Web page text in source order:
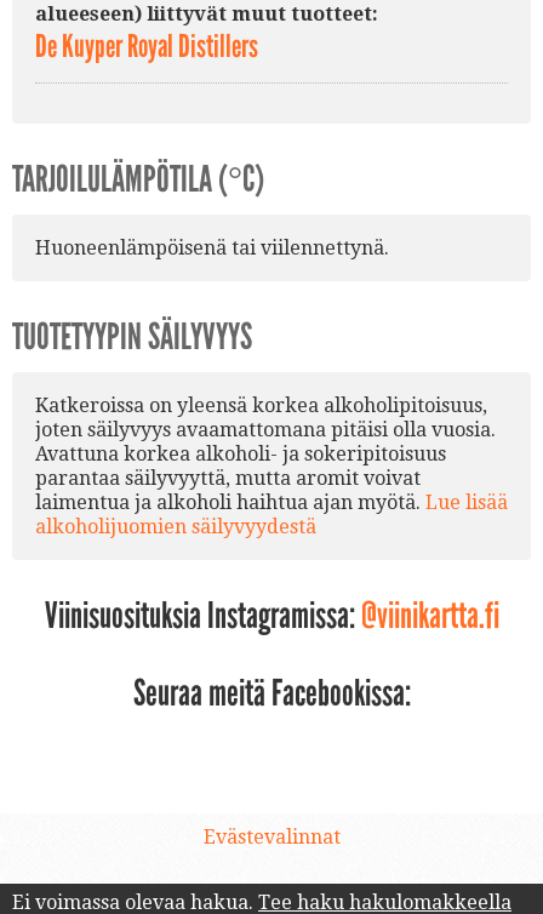
alueeseen) liittyvät muut tuotteet:
De Kuyper Royal Distillers
TARJOILULÄMPÖTILA (°C)
Huoneenlämpöisenä tai viilennettynä.
TUOTETYYPIN SÄILYVYYS
Katkeroissa on yleensä korkea alkoholipitoisuus,
joten säilyvyys avaamattomana pitäisi olla vuosia.
Avattuna korkea alkoholi- ja sokeripitoisuus
parantaa säilyvyyttä, mutta aromit voivat
laimentua ja alkoholi haihtua ajan myötä. Lue lisää
alkoholijuomien säilyvyydestä
Viinisuosituksia Instagramissa:@viinikartta.fi
Seuraa meitä Facebookissa:
Evästevalinnat
Ei voimassa olevaa hakua. Tee haku hakulomakkeella